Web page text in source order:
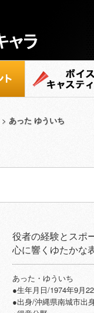
ボイスキャステ
> あった ゆういち
役者の経験とスポ
心に響くゆたかな
あった・ゆういち
●生年月日/1974年9月
●出身/沖縄県南城市出